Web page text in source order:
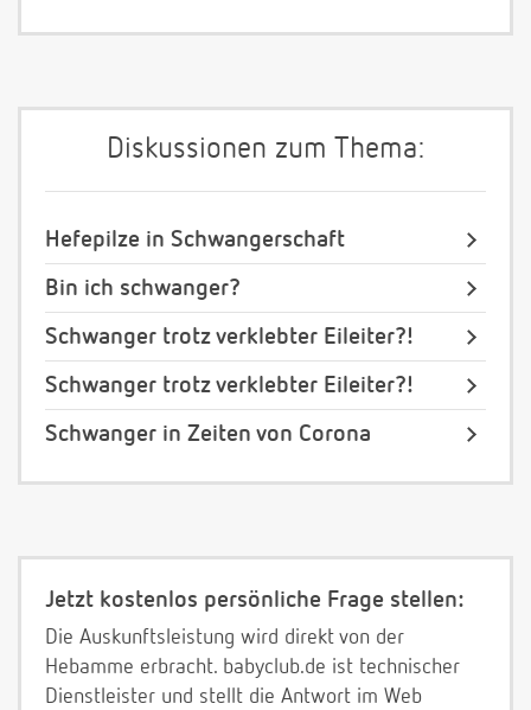
Diskussionen zum Thema:
Hefepilze in Schwangerschaft
Bin ich schwanger?
Schwanger trotz verklebter Eileiter?!
Schwanger trotz verklebter Eileiter?!
Schwanger in Zeiten von Corona
Jetzt kostenlos persönliche Frage stellen:
Die Auskunftsleistung wird direkt von der
Hebamme erbracht. babyclub.de ist technischer
Dienstleister und stellt die Antwort im Web